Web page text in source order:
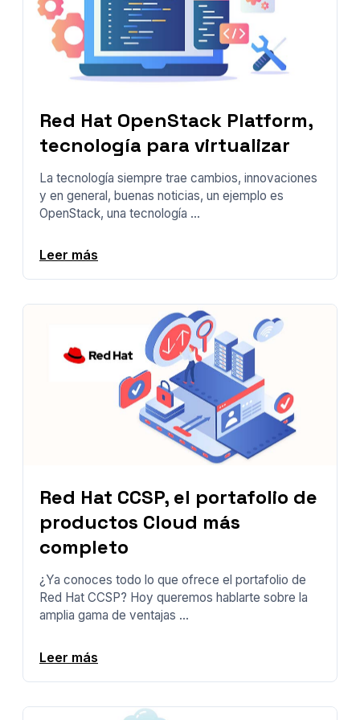
Red Hat OpenStack Platform,
tecnología para virtualizar
La tecnología siempre trae cambios, innovaciones
y en general, buenas noticias, un ejemplo es
OpenStack, una tecnología ...
Leer más
Red Hat CCSP, el portafolio de
productos Cloud más
completo
¿Ya conoces todo lo que ofrece el portafolio de
Red Hat CCSP? Hoy queremos hablarte sobre la
amplia gama de ventajas ...
Leer más